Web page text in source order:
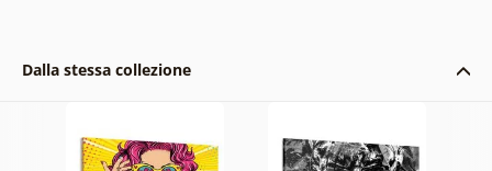
Dalla stessa collezione